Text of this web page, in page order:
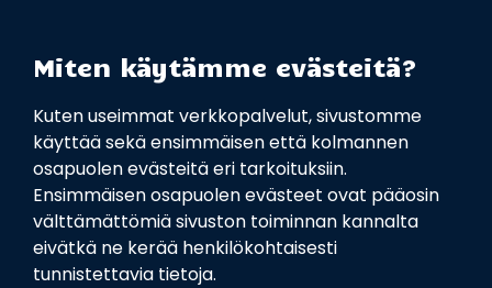
Miten käytämme evästeitä?
Kuten useimmat verkkopalvelut, sivustomme
käyttää sekä ensimmäisen että kolmannen
osapuolen evästeitä eri tarkoituksiin.
Ensimmäisen osapuolen evästeet ovat pääosin
välttämättömiä sivuston toiminnan kannalta
eivätkä ne kerää henkilökohtaisesti
tunnistettavia tietoja.